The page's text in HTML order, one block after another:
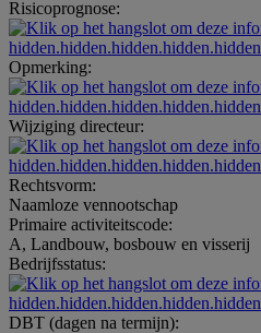
Risicoprognose:
hidden.hidden.hidden.hidden.hidden
Opmerking:
hidden.hidden.hidden.hidden.hidden
Wijziging directeur:
hidden.hidden.hidden.hidden.hidden
Rechtsvorm:
Naamloze vennootschap
Primaire activiteitscode:
A, Landbouw, bosbouw en visserij
Bedrijfsstatus:
hidden.hidden.hidden.hidden.hidden
DBT (dagen na termijn):